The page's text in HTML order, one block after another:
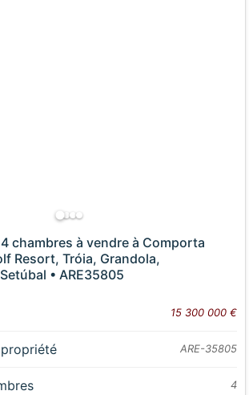
chambres à vendre à Comporta
Resort, Tróia, Grandola,
• ARE35805
15 300 000 €
ARE-35805
4